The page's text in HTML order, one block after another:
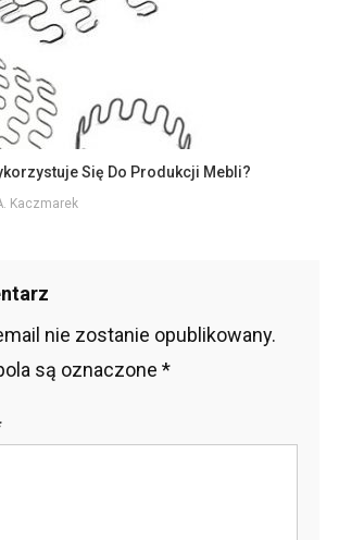
Się Do Produkcji Mebli?
Kaczmarek
nie zostanie opublikowany.
są oznaczone *